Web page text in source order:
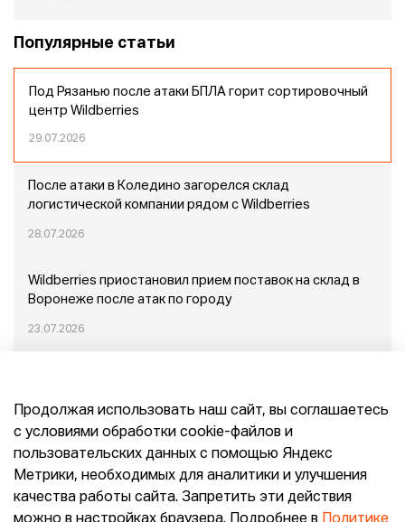
Популярные статьи
Под Рязанью после атаки БПЛА горит сортировочный
центр Wildberries
29.07.2026
После атаки в Коледино загорелся склад
логистической компании рядом с Wildberries
28.07.2026
Wildberries приостановил прием поставок на склад в
Воронеже после атак по городу
23.07.2026
Конец эпохи маркетплейсов: прогнозы сооснователя
Mr.Doors Максима Валецкого
26.06.2026
Продолжая использовать наш сайт, вы соглашаетесь
с условиями обработки cookie-файлов и
пользовательских данных с помощью Яндекс
Метрики, необходимых для аналитики и улучшения
качества работы сайта. Запретить эти действия